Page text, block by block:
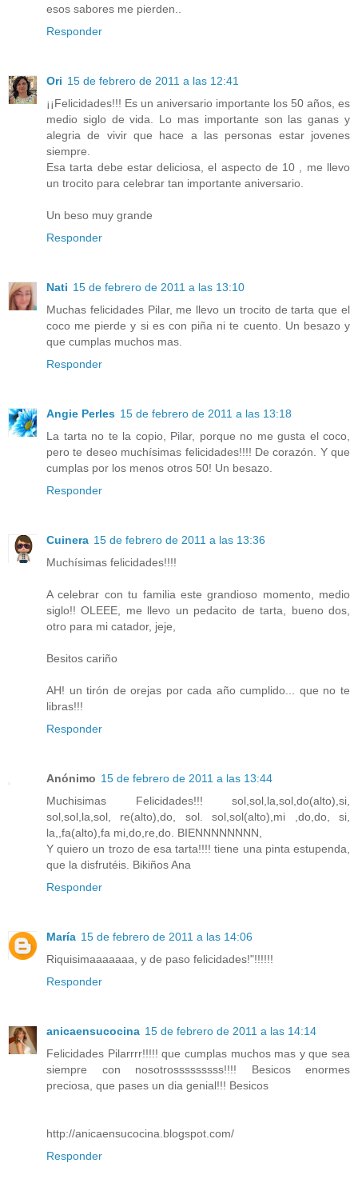
esos sabores me pierden..
Responder
Ori 15 de febrero de 2011 a las 12:41
¡¡Felicidades!!! Es un aniversario importante los 50 años, es
medio siglo de vida. Lo mas importante son las ganas y
alegria de vivir que hace a las personas estar jovenes
siempre.
Esa tarta debe estar deliciosa, el aspecto de 10 , me llevo
un trocito para celebrar tan importante aniversario.
Un beso muy grande
Responder
Nati 15 de febrero de 2011 a las 13:10
Muchas felicidades Pilar, me llevo un trocito de tarta que el
coco me pierde y si es con piña ni te cuento. Un besazo y
que cumplas muchos mas.
Responder
Angie Perles 15 de febrero de 2011 a las 13:18
La tarta no te la copio, Pilar, porque no me gusta el coco,
pero te deseo muchísimas felicidades!!!! De corazón. Y que
cumplas por los menos otros 50! Un besazo.
Responder
Cuinera 15 de febrero de 2011 a las 13:36
Muchísimas felicidades!!!!
A celebrar con tu familia este grandioso momento, medio
siglo!! OLEEE, me llevo un pedacito de tarta, bueno dos,
otro para mi catador, jeje,
Besitos cariño
AH! un tirón de orejas por cada año cumplido... que no te
libras!!!
Responder
Anónimo 15 de febrero de 2011 a las 13:44
Muchisimas Felicidades!!! sol,sol,la,sol,do(alto),si,
sol,sol,la,sol, re(alto),do, sol. sol,sol(alto),mi ,do,do, si,
la,,fa(alto),fa mi,do,re,do. BIENNNNNNNN,
Y quiero un trozo de esa tarta!!!! tiene una pinta estupenda,
que la disfrutéis. Bikiños Ana
Responder
María 15 de febrero de 2011 a las 14:06
Riquisimaaaaaaa, y de paso felicidades!"!!!!!!
Responder
anicaensucocina 15 de febrero de 2011 a las 14:14
Felicidades Pilarrrr!!!!! que cumplas muchos mas y que sea
siempre con nosotrosssssssss!!!! Besicos enormes
preciosa, que pases un dia genial!!! Besicos
http://anicaensucocina.blogspot.com/
Responder